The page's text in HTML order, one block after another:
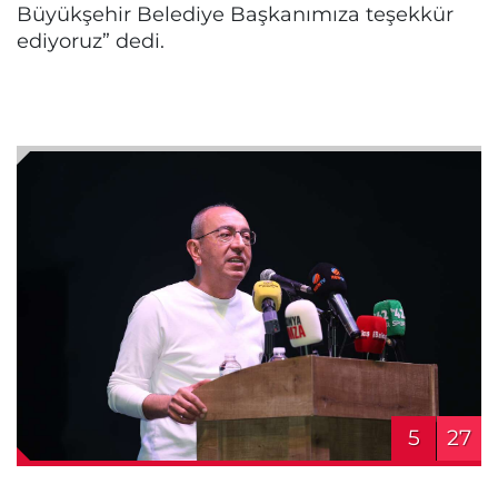
Büyükşehir Belediye Başkanımıza teşekkür
ediyoruz” dedi.
5 27